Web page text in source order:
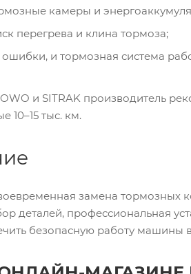
камеры и
перегрева и клина тормоза;
ошибки, и тормозная система
и SITRAK производитель
10–15 тыс. км.
замена тормозных
деталей, профессиональная
безопасную работу машины